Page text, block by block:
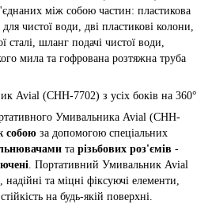
між собою частин: пластикова
чистої води, дві пластикові колони,
сталі, шланг подачі чистої води,
мила та гофрована розтяжна труба
Умивальника Avial (CHH-
собою за допомогою спеціальних
та різьбових роз'ємів -
. Портативний Умивальник Avial
та міцні фіксуючі елементи,
на будь-якій поверхні.